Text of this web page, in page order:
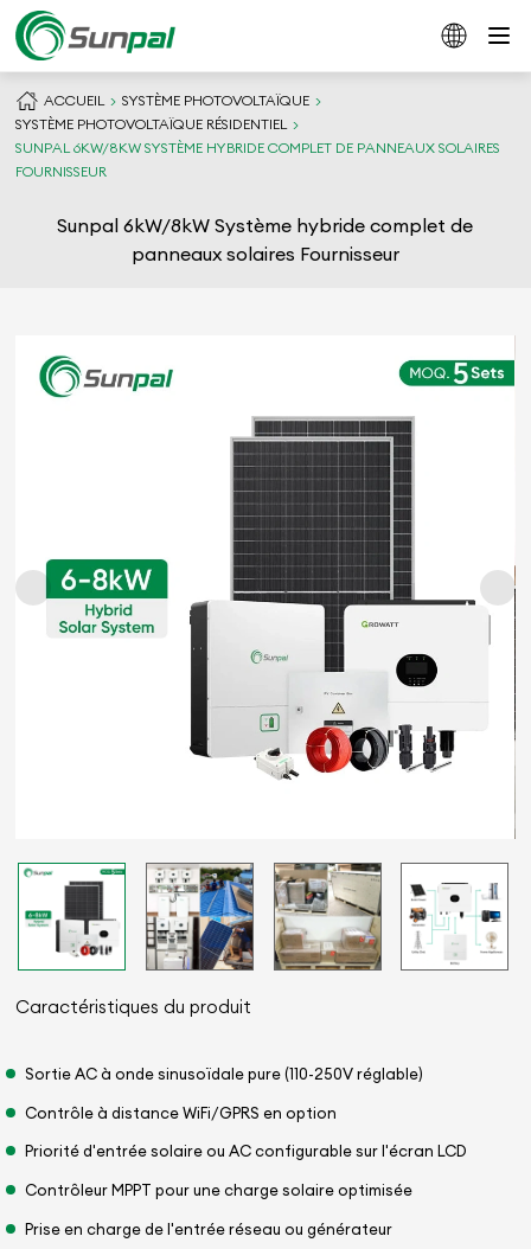
ACCUEIL
SYSTÈME PHOTOVOLTAÏQUE
SYSTÈME PHOTOVOLTAÏQUE RÉSIDENTIEL
SUNPAL 6KW/8KW SYSTÈME HYBRIDE COMPLET DE PANNEAUX SOLAIRES
FOURNISSEUR
Sunpal 6kW/8kW Système hybride complet de
panneaux solaires Fournisseur
Caractéristiques du produit
Sortie AC à onde sinusoïdale pure (110-250V réglable)
Contrôle à distance WiFi/GPRS en option
Priorité d'entrée solaire ou AC configurable sur l'écran LCD
Contrôleur MPPT pour une charge solaire optimisée
Prise en charge de l'entrée réseau ou générateur